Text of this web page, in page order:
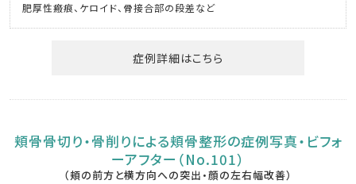
肥厚性瘢痕、ケロイド、骨接合部の段差など
症例詳細はこちら
頬骨骨切り・骨削りによる頬骨整形の症例写真・ビフォ
ーアフター（No.101）
（頬の前方と横方向への突出・顔の左右幅改善）